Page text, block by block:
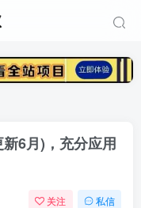
6月)，充分应用
关注 私信